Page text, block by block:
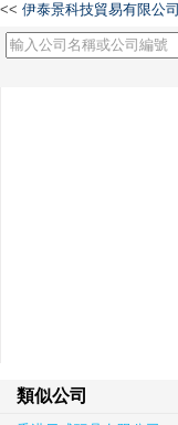
<< 伊泰景科技貿易有限公司
類似公司